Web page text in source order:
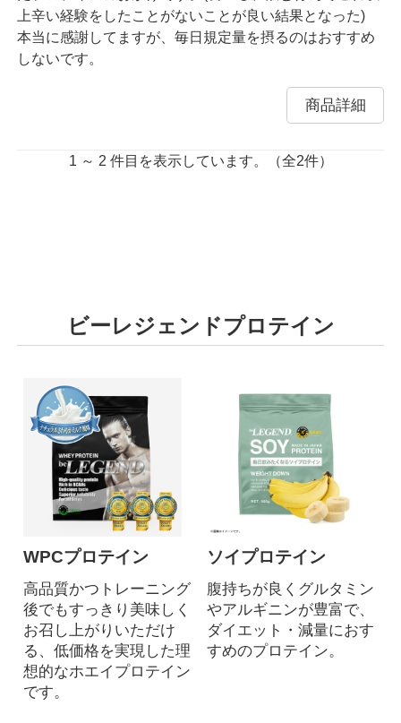
上辛い経験をしたことがないことが良い結果となった)
本当に感謝してますが、毎日規定量を摂るのはおすすめ
しないです。
商品詳細
1 ～ 2 件目を表示しています。（全2件）
ビーレジェンドプロテイン
WPCプロテイン
高品質かつトレーニング
後でもすっきり美味しく
お召し上がりいただけ
る、低価格を実現した理
想的なホエイプロテイン
です。
ソイプロテイン
腹持ちが良くグルタミン
やアルギニンが豊富で、
ダイエット・減量におす
すめのプロテイン。